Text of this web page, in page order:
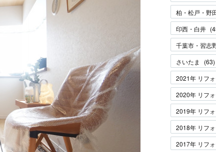
柏・松戸・野
印西・白井 (
千葉市・習志
さいたま
(63)
2021年 リフ
2020年 リフ
2019年 リフ
2018年 リフ
2017年 リフ